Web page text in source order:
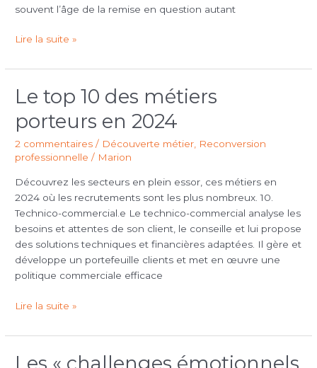
souvent l’âge de la remise en question autant
Lire la suite »
Le top 10 des métiers
porteurs en 2024
2 commentaires / Découverte métier, Reconversion
professionnelle / Marion
Découvrez les secteurs en plein essor, ces métiers en
2024 où les recrutements sont les plus nombreux. 10.
Technico-commercial.e Le technico-commercial analyse les
besoins et attentes de son client, le conseille et lui propose
des solutions techniques et financières adaptées. Il gère et
développe un portefeuille clients et met en œuvre une
politique commerciale efficace
Le
top
10
métiers
en
2024
Lire la suite »
Les « challenges émotionnels
Les